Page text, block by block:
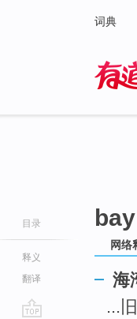
词典
目录
释义
翻译
网络
海
...